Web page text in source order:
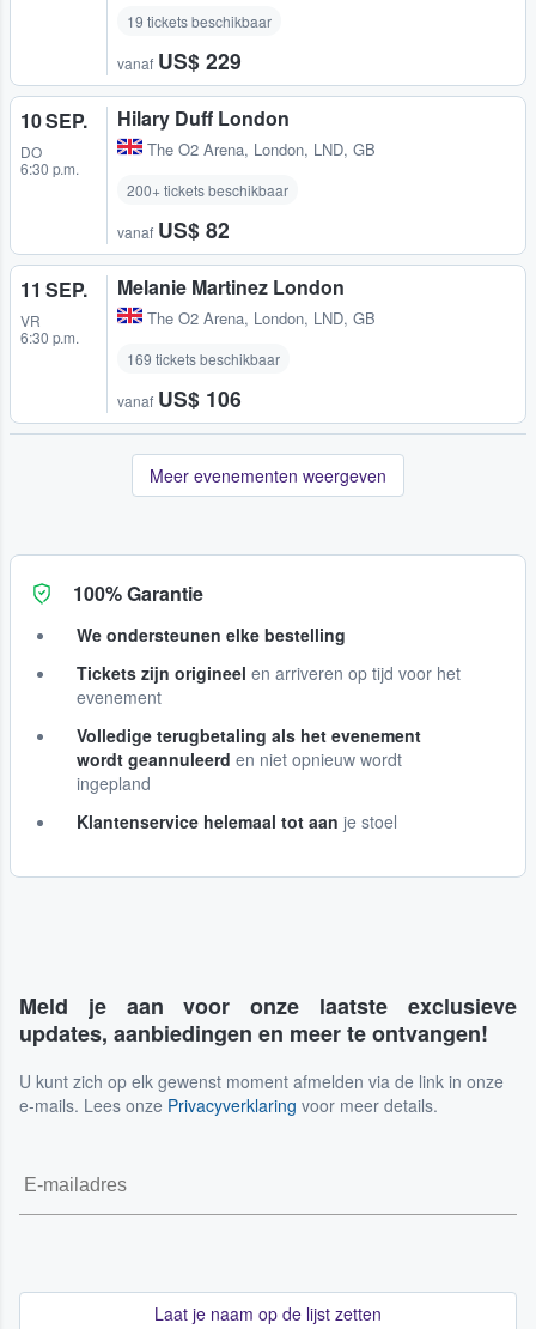
19 tickets beschikbaar
vanaf US$ 229
10 SEP.
DO
6:30 p.m.
Hilary Duff London
The O2 Arena, London, LND, GB
200+ tickets beschikbaar
vanaf US$ 82
11 SEP.
VR
6:30 p.m.
Melanie Martinez London
The O2 Arena, London, LND, GB
169 tickets beschikbaar
vanaf US$ 106
Meer evenementen weergeven
100% Garantie
We ondersteunen elke bestelling
Tickets zijn origineel en arriveren op tijd voor het
evenement
Volledige terugbetaling als het evenement
wordt geannuleerd en niet opnieuw wordt
ingepland
Klantenservice helemaal tot aan je stoel
Meld je aan voor onze laatste exclusieve
updates, aanbiedingen en meer te ontvangen!
U kunt zich op elk gewenst moment afmelden via de link in onze
e-mails. Lees onze Privacyverklaring voor meer details.
Laat je naam op de lijst zetten